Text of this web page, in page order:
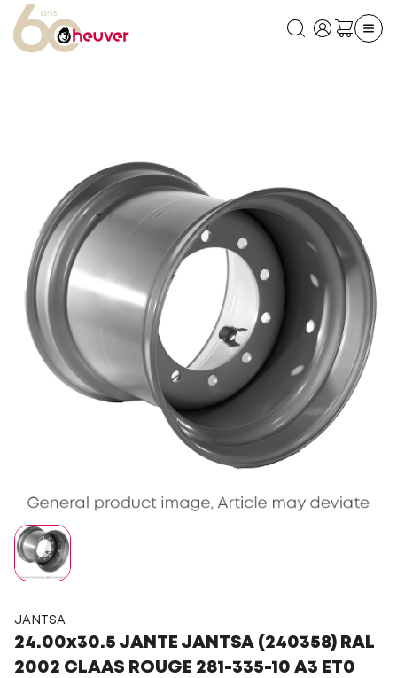
JANTSA
24.00x30.5 JANTE JANTSA (240358) RAL
2002 CLAAS ROUGE 281-335-10 A3 ET0